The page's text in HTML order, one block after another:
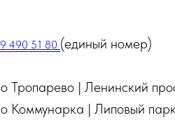
490 51 80 (единый номер)
Тропарево | Ленинский
Коммунарка | Липовый